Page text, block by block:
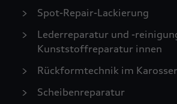
Spot-Repair-Lackierung
Lederreparatur und -
Kunststoffreparatur innen
Rückformtechnik im
Scheibenreparatur